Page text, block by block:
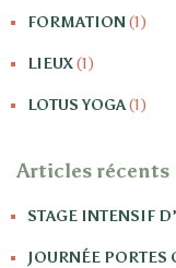
FORMATION(1)
LIEUX(1)
LOTUS YOGA(1)
Articles récents
STAGE INTENSIF
JOURNÉE PORTES